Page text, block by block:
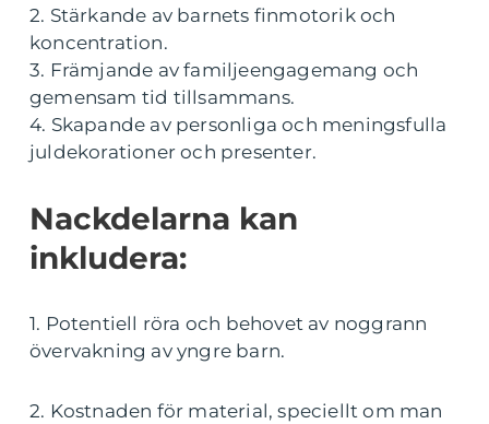
2. Stärkande av barnets finmotorik och
koncentration.
3. Främjande av familjeengagemang och
gemensam tid tillsammans.
4. Skapande av personliga och meningsfulla
juldekorationer och presenter.
Nackdelarna kan
inkludera:
1. Potentiell röra och behovet av noggrann
övervakning av yngre barn.
2. Kostnaden för material, speciellt om man